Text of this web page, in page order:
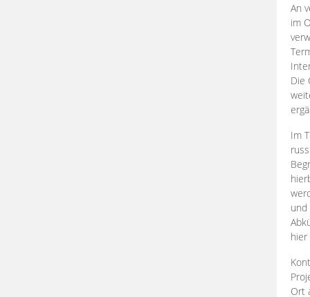
An
im
Die
Im
und
Ort